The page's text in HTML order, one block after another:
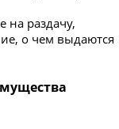
на раздачу,
о чем выдаются